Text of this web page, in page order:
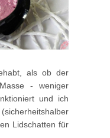
als ob der
- weniger
und ich
Lidschatten für